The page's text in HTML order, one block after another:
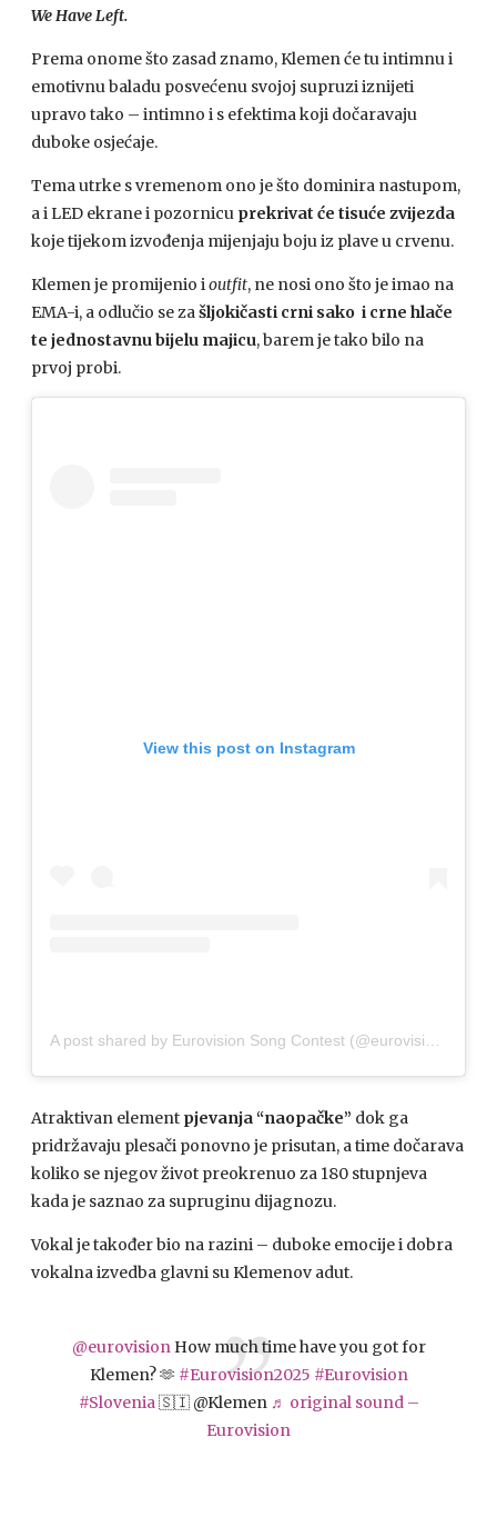
We Have Left.
Prema onome što zasad znamo, Klemen će tu intimnu i
emotivnu baladu posvećenu svojoj supruzi iznijeti
upravo tako – intimno i s efektima koji dočaravaju
duboke osjećaje.
Tema utrke s vremenom ono je što dominira nastupom,
a i LED ekrane i pozornicu prekrivat će tisuće zvijezda
koje tijekom izvođenja mijenjaju boju iz plave u crvenu.
Klemen je promijenio ioutfit, ne nosi ono što je imao na
EMA-i, a odlučio se zašljokičasti crni sako i crne hlače
te jednostavnu bijelu majicu, barem je tako bilo na
prvoj probi.
View this post on Instagram
A post shared by Eurovision Song Contest (@eurovision)
Atraktivan element pjevanja “naopačke” dok ga
pridržavaju plesači ponovno je prisutan, a time dočarava
koliko se njegov život preokrenuo za 180 stupnjeva
kada je saznao za supruginu dijagnozu.
Vokal je također bio na razini – duboke emocije i dobra
vokalna izvedba glavni su Klemenov adut.
@eurovisionHow much time have you got for
Klemen? 🫶 #Eurovision2025 #Eurovision
#Slovenia🇸🇮 @Klemen ♬ original sound –
Eurovision